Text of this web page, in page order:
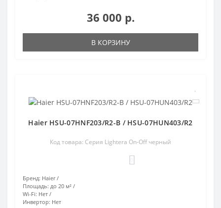
36 000 р.
В КОРЗИНУ
Haier HSU-07HNF203/R2-B / HSU-07HUN403/R2
Код товара: Серия Lightera On-Off черный
Бренд: Haier
Площадь: до 20 м²
Wi-Fi: Нет
Инвертор: Нет